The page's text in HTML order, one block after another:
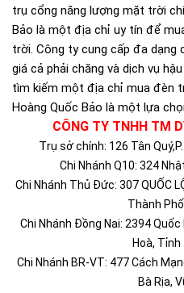
trụ cổng năng lượng mặt trời
Bảo là một địa chỉ uy tín để
trời. Công ty cung cấp đa dạng
giá cả phải chăng và dịch vụ
tìm kiếm một địa chỉ mua đèn
Hoàng Quốc Bảo là một lựa
CÔNG TY TNHH TM
Trụ sở chính: 126 Tân
Chi Nhánh Q10: 324
Chi Nhánh Thủ Đức: 307 QUỐC
Thành
Chi Nhánh Đồng Nai: 2394 Quốc
Hoà,
Chi Nhánh BR-VT: 477 Cách
Bà Rịa,